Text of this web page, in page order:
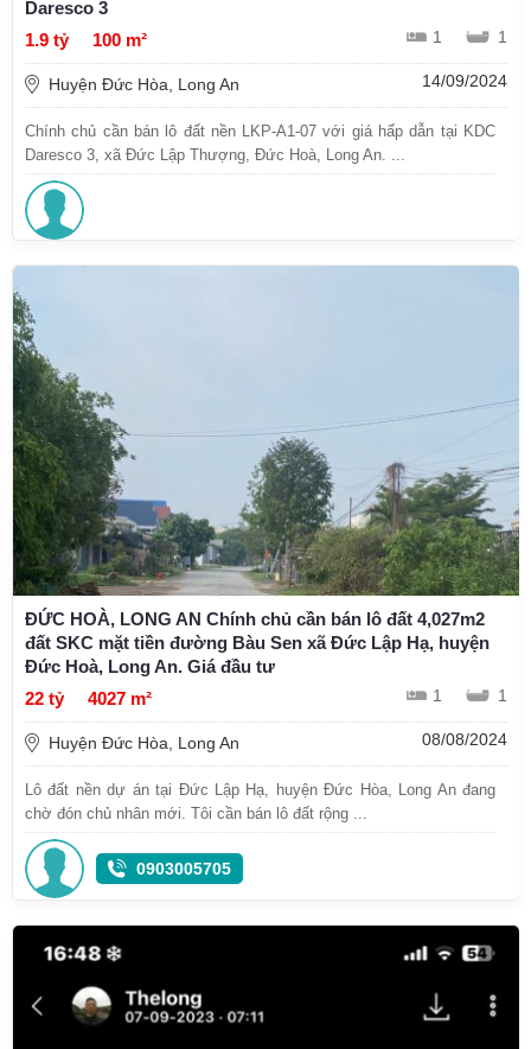
Daresco 3
1.9 tỷ
100 m² 1 1
Huyện Đức Hòa, Long An 14/09/2024
Chính chủ cần bán lô đất nền LKP-A1-07 với giá hấp dẫn tại KDC
Daresco 3, xã Đức Lập Thượng, Đức Hoà, Long An. ...
ĐỨC HOÀ, LONG AN Chính chủ cần bán lô đất 4,027m2
đất SKC mặt tiền đường Bàu Sen xã Đức Lập Hạ, huyện
Đức Hoà, Long An. Giá đầu tư
22 tỷ
4027 m² 1 1
Huyện Đức Hòa, Long An 08/08/2024
Lô đất nền dự án tại Đức Lập Hạ, huyện Đức Hòa, Long An đang
chờ đón chủ nhân mới. Tôi cần bán lô đất rộng ...
0903005705